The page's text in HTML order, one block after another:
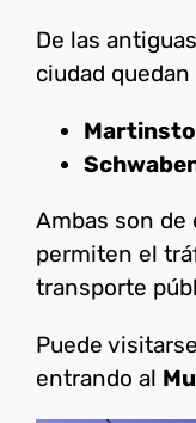
De las
ciudad quedan
Ambas son de
permiten el
transporte
Puede
entrando al